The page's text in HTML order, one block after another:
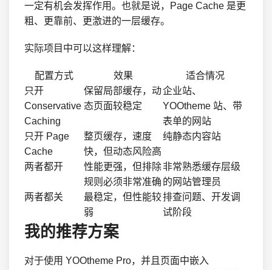
一定有机会发挥作用。也就是说，Page Cache 是更
粗、更靠前、更激进的一层缓存。
实际项目中可以这样理解：
配置方式 效果
适合情况
只开
Conservative
Caching
保留局部缓存，动
态页面较稳定
企业站、
YOOtheme 站、带
表单的网站
只开 Page
Cache
整页缓存，速度
快，但动态风险高
纯静态内容站
两者都开
性能更强，但排除
规则必须非常准确
非常熟悉缓存层级
的网站管理员
两者都关
最稳定，但性能较
弱
排查问题、开发调
试阶段
我的推荐方案
对于使用 YOOtheme Pro，并且页面中嵌入